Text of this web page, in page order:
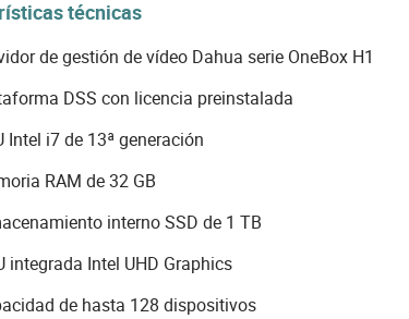
técnicas
de gestión de vídeo Dahua serie OneBox H1
DSS con licencia preinstalada
Intel i7 de 13ª generación
RAM de 32 GB
interno SSD de 1 TB
integrada Intel UHD Graphics
de hasta 128 dispositivos